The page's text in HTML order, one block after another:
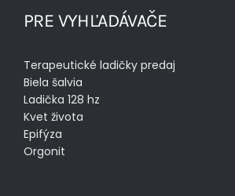
PRE VYHĽADÁVAČE
Terapeutické ladičky predaj
Biela šalvia
Ladička 128 hz
Kvet života
Epifýza
Orgonit